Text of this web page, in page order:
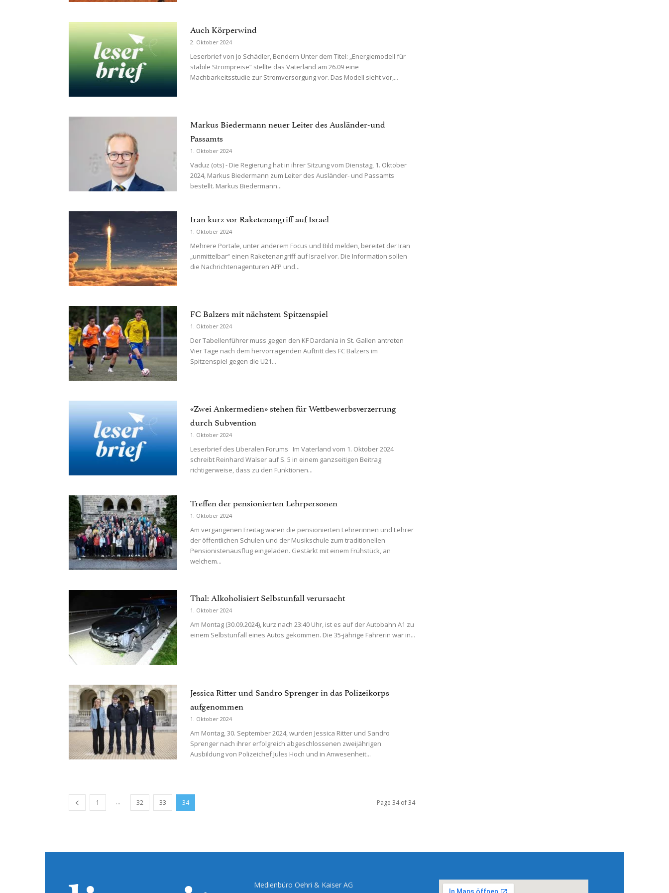
Auch Körperwind
2. Oktober 2024
Leserbrief von Jo Schädler, Bendern Unter dem Titel: „Energiemodell für
stabile Strompreise“ stellte das Vaterland am 26.09 eine
Machbarkeitsstudie zur Stromversorgung vor. Das Modell sieht vor,...
Markus Biedermann neuer Leiter des Ausländer-und
Passamts
1. Oktober 2024
Vaduz (ots) - Die Regierung hat in ihrer Sitzung vom Dienstag, 1. Oktober
2024, Markus Biedermann zum Leiter des Ausländer- und Passamts
bestellt. Markus Biedermann...
Iran kurz vor Raketenangriff auf Israel
1. Oktober 2024
Mehrere Portale, unter anderem Focus und Bild melden, bereitet der Iran
„unmittelbar“ einen Raketenangriff auf Israel vor. Die Information sollen
die Nachrichtenagenturen AFP und...
FC Balzers mit nächstem Spitzenspiel
1. Oktober 2024
Der Tabellenführer muss gegen den KF Dardania in St. Gallen antreten
Vier Tage nach dem hervorragenden Auftritt des FC Balzers im
Spitzenspiel gegen die U21...
«Zwei Ankermedien» stehen für Wettbewerbsverzerrung
durch Subvention
1. Oktober 2024
Leserbrief des Liberalen Forums Im Vaterland vom 1. Oktober 2024
schreibt Reinhard Walser auf S. 5 in einem ganzseitigen Beitrag
richtigerweise, dass zu den Funktionen...
Treffen der pensionierten Lehrpersonen
1. Oktober 2024
Am vergangenen Freitag waren die pensionierten Lehrerinnen und Lehrer
der öffentlichen Schulen und der Musikschule zum traditionellen
Pensionistenausflug eingeladen. Gestärkt mit einem Frühstück, an
welchem...
Thal: Alkoholisiert Selbstunfall verursacht
1. Oktober 2024
Am Montag (30.09.2024), kurz nach 23:40 Uhr, ist es auf der Autobahn A1 zu
einem Selbstunfall eines Autos gekommen. Die 35-jährige Fahrerin war in...
Jessica Ritter und Sandro Sprenger in das Polizeikorps
aufgenommen
1. Oktober 2024
Am Montag, 30. September 2024, wurden Jessica Ritter und Sandro
Sprenger nach ihrer erfolgreich abgeschlossenen zweijährigen
Ausbildung von Polizeichef Jules Hoch und in Anwesenheit...
1 ... 32 33 34 Page 34 of 34
Medienbüro Oehri & Kaiser AG